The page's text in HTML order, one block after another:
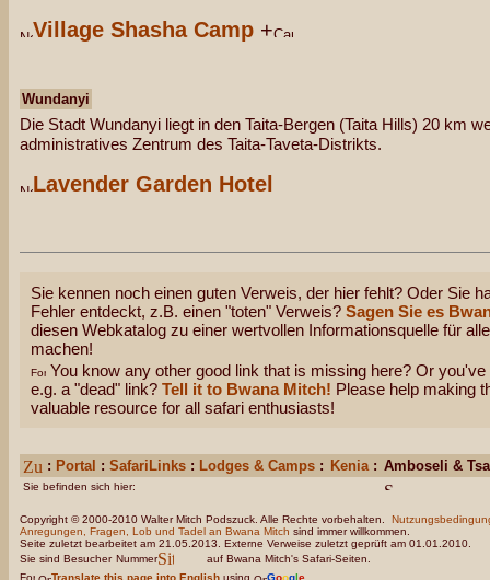
Village Shasha Camp +
Wundanyi
Die Stadt Wundanyi liegt in den Taita-Bergen (Taita Hills) 20 km
administratives Zentrum des Taita-Taveta-Distrikts.
Lavender Garden Hotel
Sie kennen noch einen guten Verweis, der hier fehlt? Oder Sie
Fehler entdeckt, z.B. einen "toten" Verweis? Sagen Sie es
diesen Webkatalog zu einer wertvollen Informationsquelle für
machen!
You know any other good link that is missing here? Or
e.g. a "dead" link? Tell it to Bwana Mitch! Please help making
valuable resource for all safari enthusiasts!
: Portal : SafariLinks : Lodges & Camps : Kenia: Amboseli &
Sie befinden sich hier:
Copyright © 2000-2010 Walter Mitch Podszuck. Alle Rechte vorbehalten.
Anregungen, Fragen, Lob und Tadel an Bwana Mitch sind immer willkommen.
Seite zuletzt bearbeitet am 21.05.2013. Externe Verweise zuletzt geprüft am 01.01.2010.
Sie sind Besucher Nummer
auf Bwana Mitch's Safari-Seiten.
Translate this page into English using Google